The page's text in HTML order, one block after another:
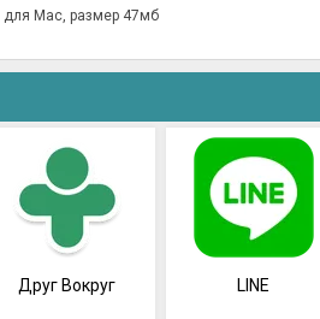
для Mac, размер 47мб
Друг Вокруг LINE